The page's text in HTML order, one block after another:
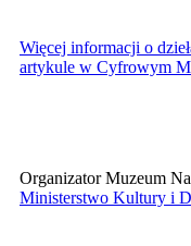
Więcej informacji o
artykule w Cyfrowym
Organizator Muzeum
Ministerstwo Kultury i